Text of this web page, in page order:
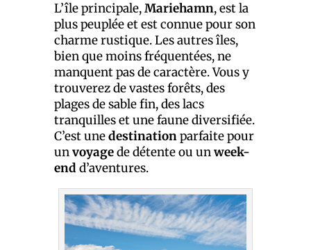
L’île principale,Mariehamn, est la
plus peuplée et est connue pour son
charme rustique. Les autres îles,
bien que moins fréquentées, ne
manquent pas de caractère. Vous y
trouverez de vastes forêts, des
plages de sable fin, des lacs
tranquilles et une faune diversifiée.
C’est unedestinationparfaite pour
unvoyagede détente ou unweek-
end d’aventures.